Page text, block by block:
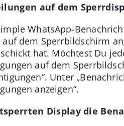
auf dem
WhatsApp-
dem Sperrbildschirm
hat. Möchtest Du
auf dem
Unter
anzeigen“.
Display die